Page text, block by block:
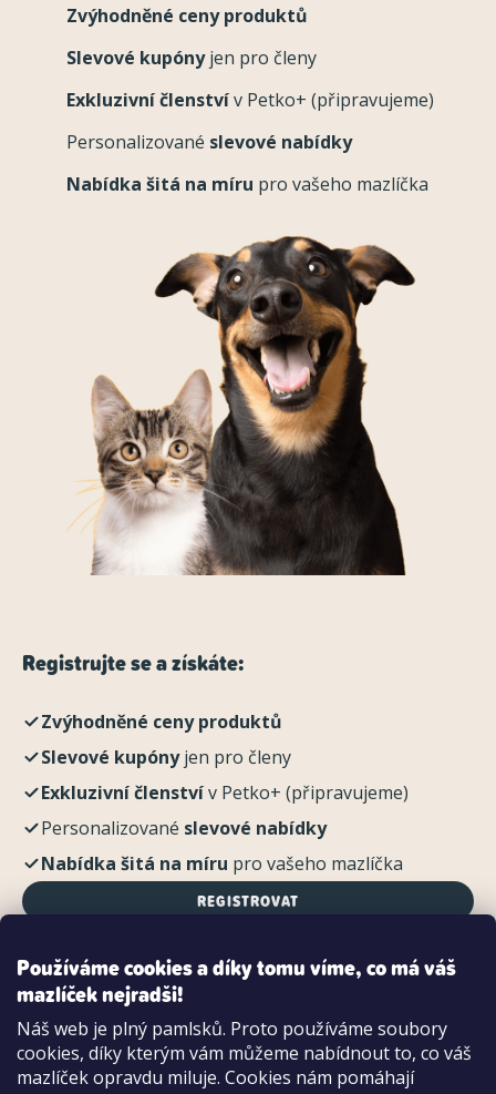
Používáme cookies a díky tomu víme, co má váš
mazlíček nejradši!
Náš web je plný pamlsků. Proto používáme soubory
cookies, díky kterým vám můžeme nabídnout to, co váš
mazlíček opravdu miluje. Cookies nám pomáhají
Zvýhodněné ceny produktů
Slevové kupónyjen pro členy
Exkluzivní členstvív Petko+ (připravujeme)
Personalizované slevové nabídky
Nabídka šitá na míru pro vašeho mazlíčka
Registrujte se a získáte:
Zvýhodněné ceny produktů
Slevové kupónyjen pro členy
Exkluzivní členstvív Petko+ (připravujeme)
Personalizované slevové nabídky
Nabídka šitá na míru pro vašeho mazlíčka
REGISTROVAT
Možnosti platby:
Dobírkou
Hotově i kartou na pobočce